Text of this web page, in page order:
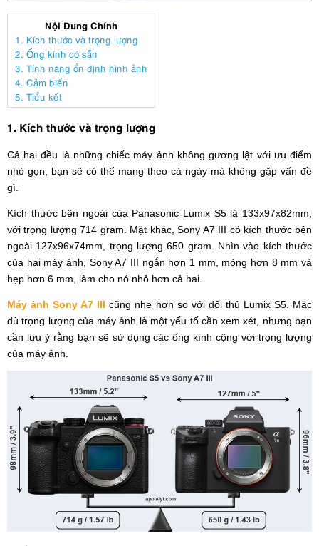
Nội Dung Chính
1. Kích thước và trọng lượng
2. Ống kính có sẵn
3. Tính năng ổn định hình ảnh
4. Cảm biến
5. Tiểu kết
1. Kích thước và trọng lượng
Cả hai đều là những chiếc máy ảnh không gương lật với ưu điểm
nhỏ gọn, bạn sẽ có thể mang theo cả ngày mà không gặp vấn đề
gì.
Kích thước bên ngoài của Panasonic Lumix S5 là 133x97x82mm,
với trọng lượng 714 gram. Mặt khác, Sony A7 III có kích thước bên
ngoài 127x96x74mm, trọng lượng 650 gram. Nhìn vào kích thước
của hai máy ảnh, Sony A7 III ngắn hơn 1 mm, mỏng hơn 8 mm và
hẹp hơn 6 mm, làm cho nó nhỏ hơn cả hai.
Máy ảnh Sony A7 III cũng nhẹ hơn so với đối thủ Lumix S5. Mặc
dù trọng lượng của máy ảnh là một yếu tố cần xem xét, nhưng bạn
cần lưu ý rằng bạn sẽ sử dụng các ống kính cộng với trọng lượng
của máy ảnh.